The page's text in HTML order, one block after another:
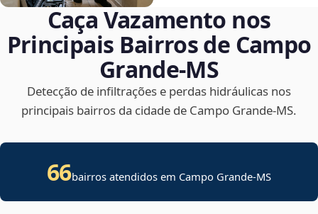
Caça Vazamento nos
Principais Bairros de Campo
Grande‑MS
Detecção de infiltrações e perdas hidráulicas nos
principais bairros da cidade de Campo Grande‑MS.
66bairros atendidos em Campo Grande-MS